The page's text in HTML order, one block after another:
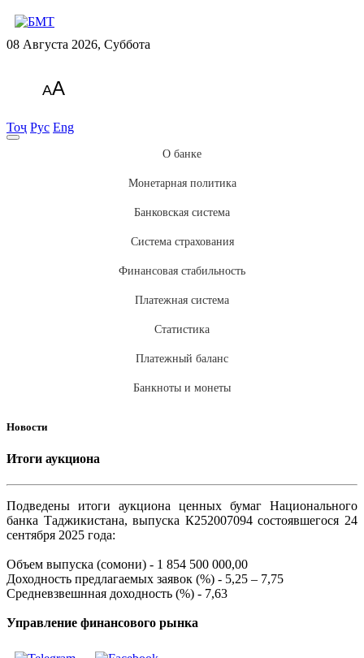
08 Августа 2026, Суббота
AA
Тоҷ Рус Eng
О банке
Монетарная политика
Банковская система
Система страхования
Финансовая стабильность
Платежная система
Статистика
Платежный баланс
Банкноты и монеты
Новости
Итоги аукциона
Подведены итоги аукциона ценных бумаг Национального
банка Таджикистана, выпуска К252007094 состоявшегося 24
сентября 2025 года:
Объем выпуска (сомони) - 1 854 500 000,00
Доходность предлагаемых заявок (%) - 5,25 – 7,75
Средневзвешнная доходность (%) - 7,63
Управление финансового рынка